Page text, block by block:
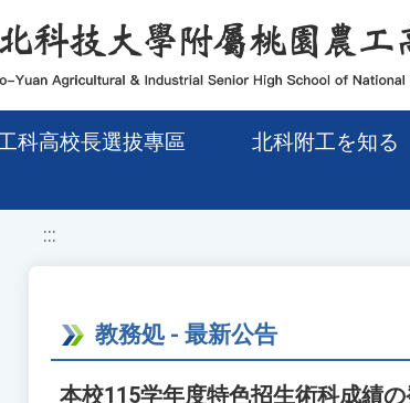
科高校長選拔專區 北科附工を知る
:::
教務処 - 最新公告
本校115学年度特色招生術科成績